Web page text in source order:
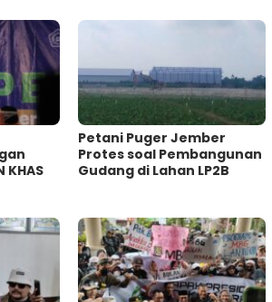
Petani Puger Jember
Protes soal Pembangunan
Gudang di Lahan LP2B